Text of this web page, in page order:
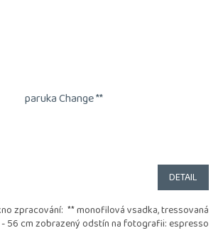
paruka Change **
DETAIL
zpracování: ** monofilová vsadka, tressovaná
56 cm zobrazený odstín na fotografii: espresso